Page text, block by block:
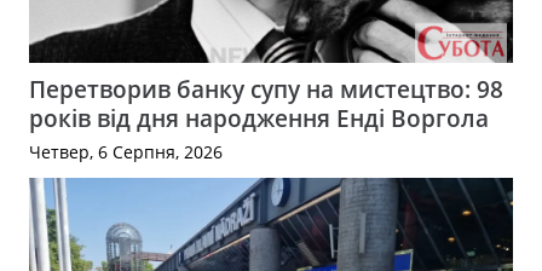
Перетворив банку супу на мистецтво: 98
років від дня народження Енді Воргола
Четвер, 6 Серпня, 2026